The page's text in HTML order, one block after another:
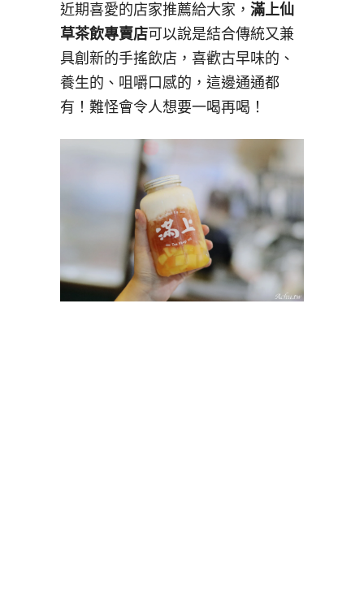
近期喜愛的店家推薦給大家， 滿上仙
草茶飲專賣店可以說是結合傳統又兼
具創新的手搖飲店，喜歡古早味的、
養生的、咀嚼口感的，這邊通通都
有！難怪會令人想要一喝再喝！